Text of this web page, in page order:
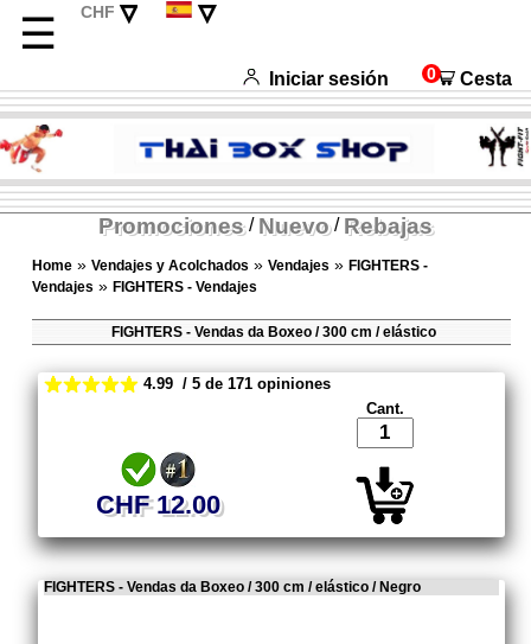
☰ CHF ▿ ▿
Français
Italiano
Iniciar sesión 0 Cesta
Promociones/ Nuevo/ Rebajas
Home »Vendajes y Acolchados »Vendajes »FIGHTERS -
Vendajes »FIGHTERS - Vendajes
FIGHTERS - Vendas da Boxeo / 300 cm / elástico
4.99 / 5 de 171 opiniones
CHF 12.00
Cant.
FIGHTERS - Vendas da Boxeo / 300 cm / elástico / Negro